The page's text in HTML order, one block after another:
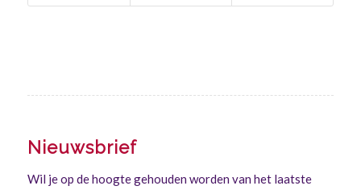
Nieuwsbrief
Wil je op de hoogte gehouden worden van het laatste